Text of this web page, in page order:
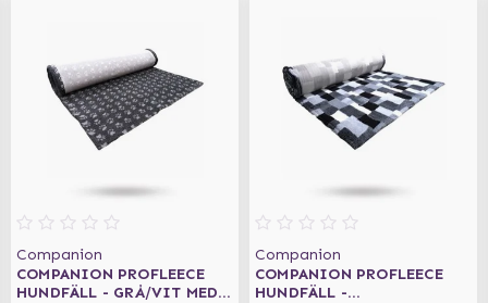
Companion
COMPANION PROFLEECE
HUNDFÄLL - GRÅ/VIT MED
Companion
COMPANION PROFLEECE
HUNDFÄLL -